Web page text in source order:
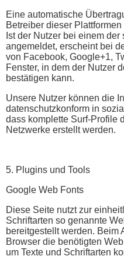
Eine automatische
Betreiber dieser
Ist der Nutzer bei einem
angemeldet, erscheint bei
von Facebook, Google+1,
Fenster, in dem der Nutzer
bestätigen kann.
Unsere Nutzer können die
datenschutzkonform in
dass komplette Surf-Profile
Netzwerke erstellt werden.
5. Plugins und Tools
Google Web Fonts
Diese Seite nutzt zur
Schriftarten so genannte
bereitgestellt werden. Beim
Browser die benötigten
um Texte und Schriftarten